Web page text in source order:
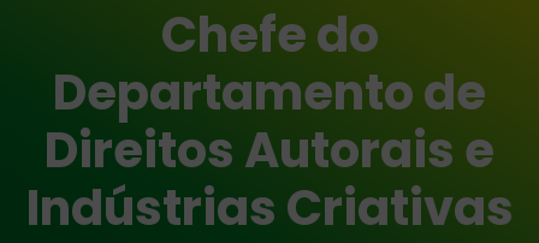
Chefe do
Departamento de
Direitos Autorais e
Indústrias Criativas